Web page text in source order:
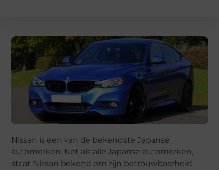
Nissan is een van de bekendste Japanse
automerken. Net als alle Japanse automerken,
staat Nissan bekend om zijn betrouwbaarheid.